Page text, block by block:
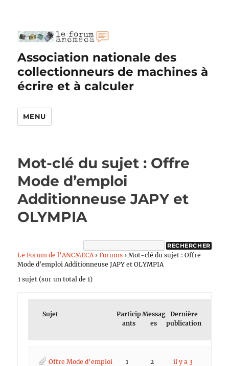
Association nationale des
collectionneurs de machines à
écrire et à calculer
MENU
Mot-clé du sujet : Offre
Mode d’emploi
Additionneuse JAPY et
OLYMPIA
Le Forum de l’ANCMECA › Forums › Mot-clé du sujet : Offre
Mode d'emploi Additionneuse JAPY et OLYMPIA
1 sujet (sur un total de 1)
Sujet
Particip
ants
Messag
es
Dernière
publication
Offre Mode d’emploi
1 2
il y a 3